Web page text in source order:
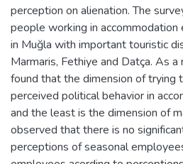
perception on alienation. The
people working in
in Muğla with important touristic
Marmaris, Fethiye and Datça. As
found that the dimension of trying
perceived political behavior in
and the least is the dimension of
observed that there is no
perceptions of seasonal